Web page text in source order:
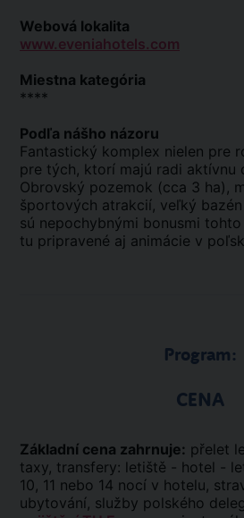
Webová lokalita
www.eveniahotels.com
Miestna kategória
****
Podľa nášho názoru
Fantastický komplex nielen pre
pre tých, ktorí majú radi aktívnu
Obrovský pozemok (cca 3 ha),
športových atrakcií, veľký
sú nepochybnými bonusmi
tu pripravené aj animácie v
Program:
CENA
Základní cena zahrnuje: přelet
taxy, transfery: letiště - hotel -
10, 11 nebo 14 nocí v hotelu,
ubytování, služby polského